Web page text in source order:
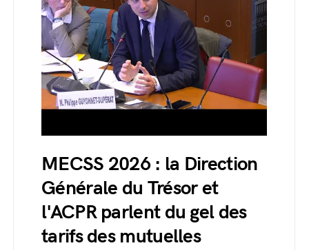
MECSS 2026 : la Direction
Générale du Trésor et
l'ACPR parlent du gel des
tarifs des mutuelles